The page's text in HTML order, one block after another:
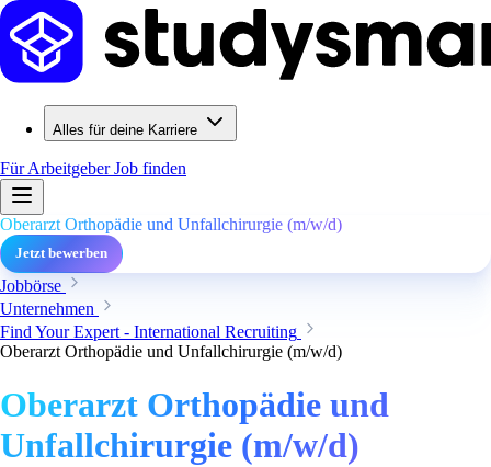
Alles für deine Karriere
Für ArbeitgeberJob finden
Oberarzt Orthopädie und Unfallchirurgie (m/w/d)
Jetzt bewerben
Jobbörse
Unternehmen
Find Your Expert - International Recruiting
Oberarzt Orthopädie und Unfallchirurgie (m/w/d)
Oberarzt Orthopädie und
Unfallchirurgie (m/w/d)